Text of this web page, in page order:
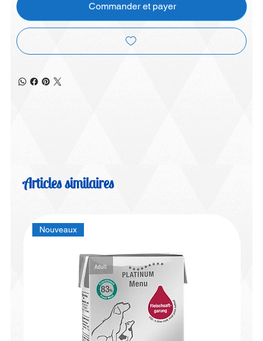
Commander et payer
Articles similaires
Nouveaux